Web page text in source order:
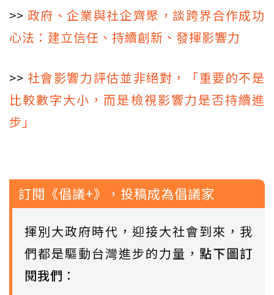
>> 政府、企業與社企齊聚，談跨界合作成功
心法：建立信任、持續創新、發揮影響力
>> 社會影響力評估並非絕對，「重要的不是
比較數字大小，而是檢視影響力是否持續進
步」
訂閱《倡議+》，投稿成為倡議家
揮別大政府時代，迎接大社會到來，我
們都是驅動台灣進步的力量， 點下圖訂
閱我們 ：